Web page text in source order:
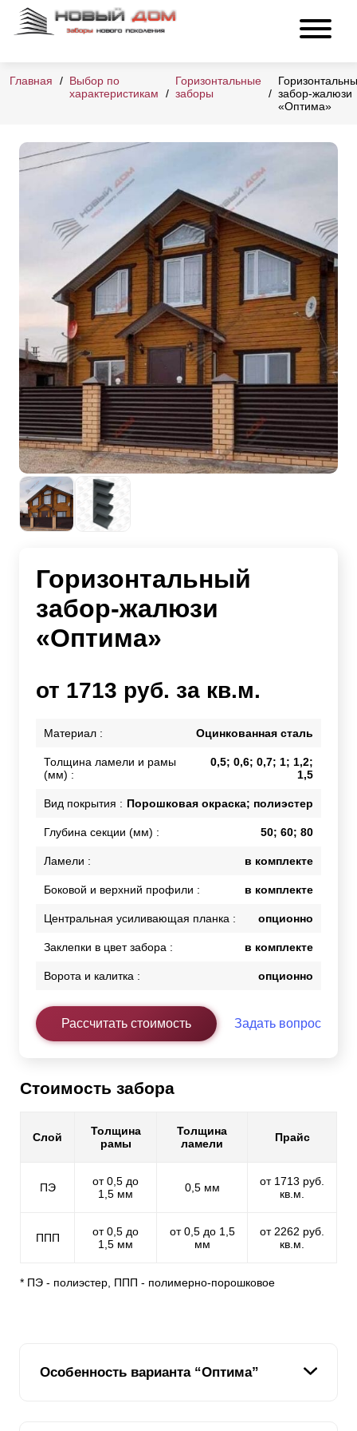
Главная
Выбор по
характеристикам
Горизонтальные
заборы
забор-жалюзи
«Оптима»
Горизонтальный
забор-жалюзи
«Оптима»
от 1713 руб. за кв.м.
Материал : Оцинкованная сталь
Толщина ламели и рамы
(мм) :
0,5; 0,6; 0,7; 1; 1,2;
1,5
Вид покрытия : Порошковая окраска; полиэстер
Глубина секции (мм) : 50; 60; 80
Ламели : в комплекте
Боковой и верхний профили : в комплекте
Центральная усиливающая планка : опционно
Заклепки в цвет забора : в комплекте
Ворота и калитка : опционно
Рассчитать стоимость Задать вопрос
Стоимость забора
Слой
Толщина
рамы
Толщина
ламели
Прайс
ПЭ
от 0,5 до
1,5 мм
0,5 мм
от 1713 руб.
кв.м.
ППП
от 0,5 до
1,5 мм
от 0,5 до 1,5
мм
от 2262 руб.
кв.м.
* ПЭ - полиэстер, ППП - полимерно-порошковое
Особенность варианта “Оптима”